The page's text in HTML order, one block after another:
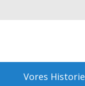
Vores Historie